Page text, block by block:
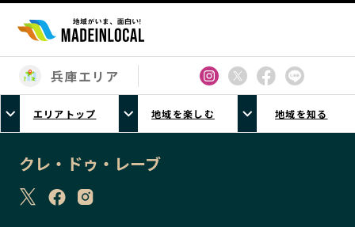
エリアから探す
北海道エリア
青森エリア
岩手エリア
福島エリア
兵庫エリア
エリアトップ 地域を楽しむ 地域を知る
クレ・ドゥ・レーブ